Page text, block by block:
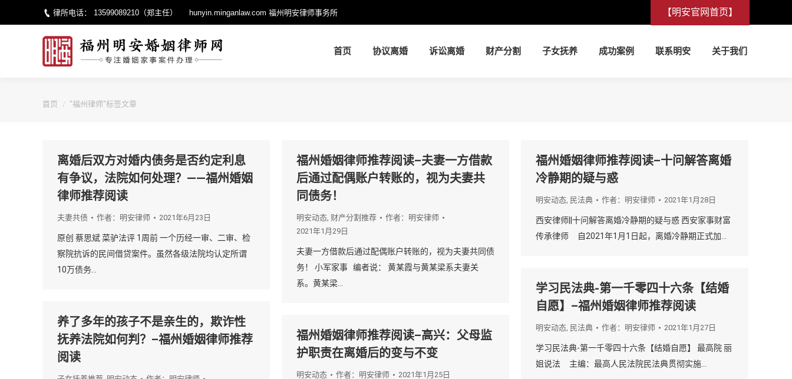
律所电话： 13599089210 （郑主任） hunyin.minganlaw.com 福州明安律师事务所 【明安官网首页】
首页 协议离婚 诉讼离婚 财产分割 子女抚养 成功案例 联系明安 关于我们
您的位置：
首页 "福州律师"标签文章
离婚后双方对婚内债务是否约定利息
有争议，法院如何处理？——福州婚姻
律师推荐阅读
夫妻共债 作者： 明安律师 2021年6月23日
原创 蔡思斌 菜驴法评 1周前 一个历经一审、二审、检
察院抗诉的民间借贷案件。虽然各级法院均认定所谓
10万债务…
福州婚姻律师推荐阅读–夫妻一方借款
后通过配偶账户转账的，视为夫妻共
同债务！
明安动态, 财产分割推荐 作者： 明安律师
2021年1月29日
夫妻一方借款后通过配偶账户转账的，视为夫妻共同债
务！ 小军家事 编者说： 黄某霞与黄某梁系夫妻关
系。黄某梁…
福州婚姻律师推荐阅读–十问解答离婚
冷静期的疑与惑
明安动态, 民法典 作者： 明安律师 2021年1月28日
西安律师||十问解答离婚冷静期的疑与惑 西安家事财富
传承律师 自2021年1月1日起，离婚冷静期正式加…
学习民法典-第一千零四十六条【结婚
自愿】–福州婚姻律师推荐阅读
明安动态, 民法典 作者： 明安律师 2021年1月27日
学习民法典-第一千零四十六条【结婚自愿】 最高院 丽
姐说法 主编：最高人民法院民法典贯彻实施…
养了多年的孩子不是亲生的，欺诈性
抚养法院如何判？–福州婚姻律师推荐
阅读
福州婚姻律师推荐阅读–高兴：父母监
护职责在离婚后的变与不变
明安动态 作者： 明安律师 2021年1月25日
首页 联系明安 关于我们